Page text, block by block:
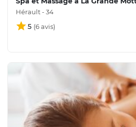
Hérault - 34
5